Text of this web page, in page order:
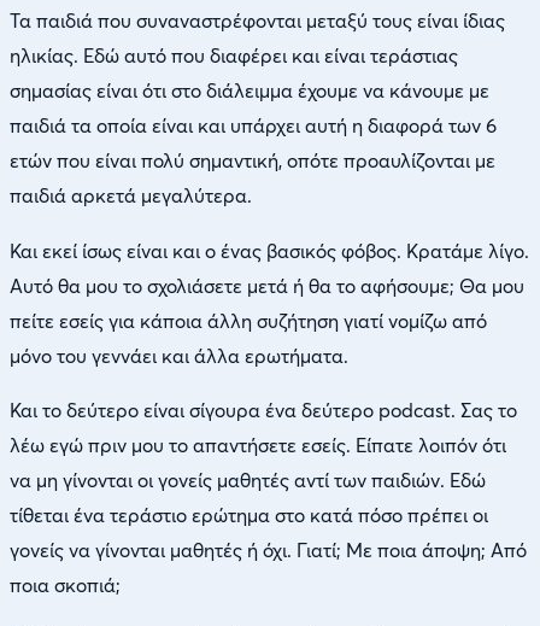
Τα παιδιά που συναναστρέφονται μεταξύ τους είναι ίδιας
ηλικίας. Εδώ αυτό που διαφέρει και είναι τεράστιας
σημασίας είναι ότι στο διάλειμμα έχουμε να κάνουμε με
παιδιά τα οποία είναι και υπάρχει αυτή η διαφορά των 6
ετών που είναι πολύ σημαντική, οπότε προαυλίζονται με
παιδιά αρκετά μεγαλύτερα.
Και εκεί ίσως είναι και ο ένας βασικός φόβος. Κρατάμε λίγο.
Αυτό θα μου το σχολιάσετε μετά ή θα το αφήσουμε; Θα μου
πείτε εσείς για κάποια άλλη συζήτηση γιατί νομίζω από
μόνο του γεννάει και άλλα ερωτήματα.
Και το δεύτερο είναι σίγουρα ένα δεύτερο podcast. Σας το
λέω εγώ πριν μου το απαντήσετε εσείς. Είπατε λοιπόν ότι
να μη γίνονται οι γονείς μαθητές αντί των παιδιών. Εδώ
τίθεται ένα τεράστιο ερώτημα στο κατά πόσο πρέπει οι
γονείς να γίνονται μαθητές ή όχι. Γιατί; Με ποια άποψη; Από
ποια σκοπιά;